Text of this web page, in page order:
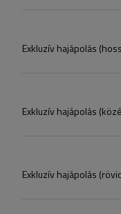
Exkluzív hajápolás
Exkluzív hajápolás
Exkluzív hajápolás